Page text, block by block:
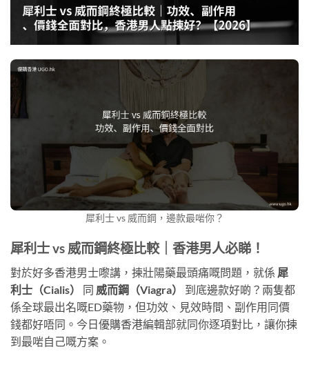
犀利士 vs 威而鋼，邊款最啱你？
犀利士 vs 威而鋼終極比較｜香港男人必睇！
對於好多香港男士嚟講，揀壯陽藥最頭痛嘅問題，就係 犀
利士（Cialis）
同 威而鋼（Viagra）
到底邊款好啲？兩隻都
係全球最出名嘅ED藥物，但功效、見效時間、副作用同價
錢都好唔同。今日優購香港編輯部就同你逐項對比，讓你揀
到最啱自己嘅方案。